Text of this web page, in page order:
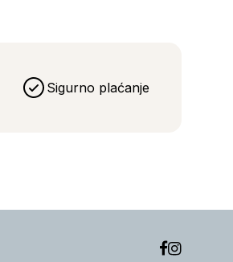
Sigurno plaćanje